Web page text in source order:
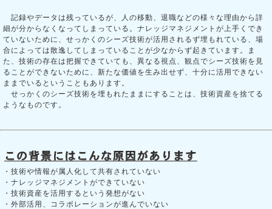
記録やデータは残っているが、人の移動、退職などの様々な理由から詳
細が分からなくなってしまっている。ナレッジマネジメントが上手くでき
ていないために、せっかくのシーズ技術が活用されるず埋もれている、場
合によっては散逸してしまっていることが少なからず起きています。ま
た、技術の存在は把握できていても、異なる視点、観点でシーズ技術を見
ることができないために、新たな価値を生み出せず、十分に活用できない
ままでいるということもあります。
せっかくのシーズ技術を埋もれたままにすることは、技術資産を捨てる
ようなものです。
・技術や情報が属人化して共有されていない
・ナレッジマネジメントができていない
・技術資産を活用するという発想がない
・外部活用、コラボレーションが進んでいない